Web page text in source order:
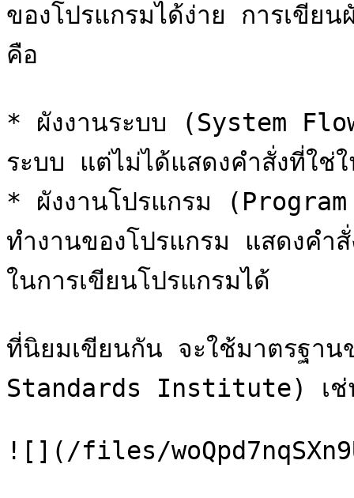
ของโปรแกรมได้ง่าย การเขีย
คือ
* ผังงานระบบ (System
ระบบ แต่ไม่ได้แสดงคำสั่งที่ใช่
* ผังงานโปรแกรม
ทำงานของโปรแกรม แสดงคำ
ในการเขียนโปรแกรมได้
ที่นิยมเขียนกัน จะใช้มาตรฐ
Standards Institute) เช่